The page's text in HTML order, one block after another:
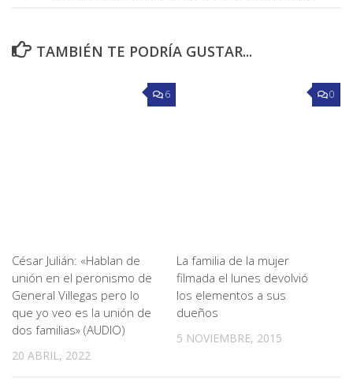
TAMBIÉN TE PODRÍA GUSTAR...
6
César Julián: «Hablan de
unión en el peronismo de
General Villegas pero lo
que yo veo es la unión de
dos familias» (AUDIO)
20 ABRIL, 2022
0
La familia de la mujer
filmada el lunes devolvió
los elementos a sus
dueños
5 NOVIEMBRE, 2015